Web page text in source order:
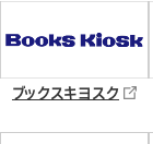
ブックスキヨスク